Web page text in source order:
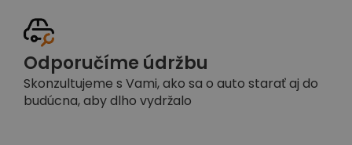
Odporučíme údržbu
Skonzultujeme s Vami, ako sa o auto starať aj do
budúcna, aby dlho vydržalo